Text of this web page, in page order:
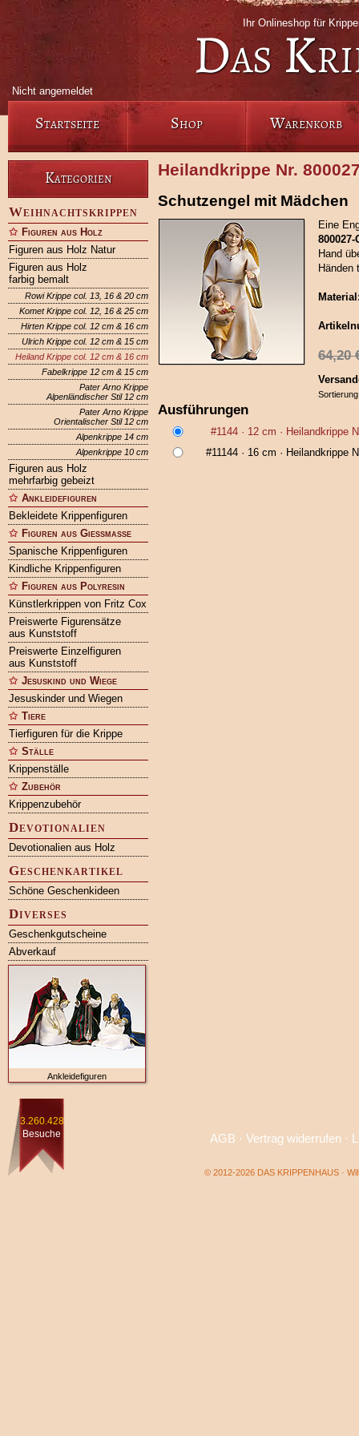
Ihr Onlineshop für
Das
Nicht angemeldet
Startseite Shop Warenkorb
Kategorien
Weihnachtskrippen
Figuren aus Holz
Figuren aus Holz Natur
Figuren aus Holz
farbig bemalt
Rowi Krippe col. 13, 16 & 20 cm
Komet Krippe col. 12, 16 & 25 cm
Hirten Krippe col. 12 cm & 16 cm
Ulrich Krippe col. 12 cm & 15 cm
Heiland Krippe col. 12 cm & 16 cm
Fabelkrippe 12 cm & 15 cm
Pater Arno Krippe
Alpenländischer Stil 12 cm
Pater Arno Krippe
Orientalischer Stil 12 cm
Alpenkrippe 14 cm
Alpenkrippe 10 cm
Figuren aus Holz
mehrfarbig gebeizt
Ankleidefiguren
Bekleidete Krippenfiguren
Figuren aus Gießmasse
Spanische Krippenfiguren
Kindliche Krippenfiguren
Figuren aus Polyresin
Künstlerkrippen von Fritz Cox
Preiswerte Figurensätze
aus Kunststoff
Preiswerte Einzelfiguren
aus Kunststoff
Jesuskind und Wiege
Jesuskinder und Wiegen
Tiere
Tierfiguren für die Krippe
Ställe
Krippenställe
Zubehör
Krippenzubehör
Devotionalien
Devotionalien aus Holz
Geschenkartikel
Schöne Geschenkideen
Diverses
Geschenkgutscheine
Abverkauf
Ankleidefiguren
Heilandkrippe Nr.
Schutzengel mit Mädchen
Eine
800027-
Hand
Händen
64,20
Ausführungen
#1144 · 12 cm · Heilandkrippe
#11144 · 16 cm · Heilandkrippe
3.260.428
Besuche
AGB · Vertrag widerrufen·
© 2012-2026 DAS KRIPPENHAUS ·